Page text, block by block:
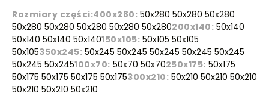
Rozmiary części:400x280: 50x280 50x280 50x280
50x280 50x280 50x280 50x280 50x280200x140: 50x140
50x140 50x140 50x140150x105: 50x105 50x105
50x105350x245: 50x245 50x245 50x245 50x245 50x245
50x245 50x245100x70: 50x70 50x70250x175: 50x175
50x175 50x175 50x175 50x175300x210: 50x210 50x210 50x210
50x210 50x210 50x210